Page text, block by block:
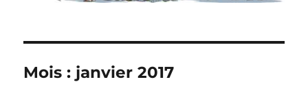
Mois : janvier 2017